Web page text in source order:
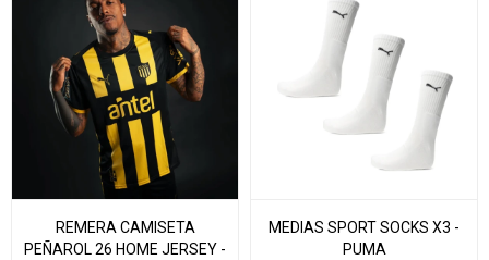
REMERA CAMISETA
PEÑAROL 26 HOME JERSEY -
MEDIAS SPORT SOCKS X3 -
PUMA